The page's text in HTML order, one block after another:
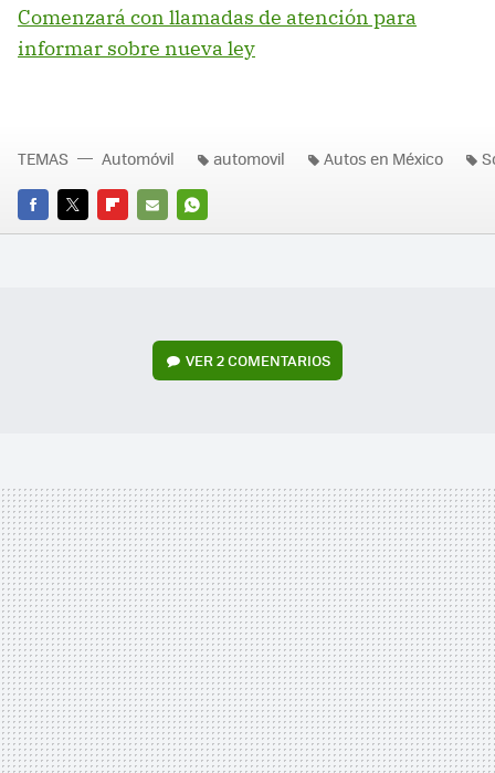
Comenzará con llamadas de atención para
informar sobre nueva ley
FACEBOOK
TWITTERFLIPBOARD
E-
WHATSAPP
TEMAS Automóvil automovil Autos en México
VER2 COMENTARIOS